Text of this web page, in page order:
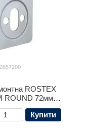
ROSTEX
ROUND 72мм
NEREZ_MAT
Купити